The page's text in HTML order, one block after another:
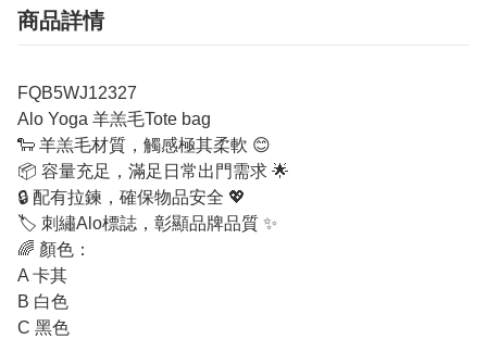
商品詳情
FQB5WJ12327
Alo Yoga 羊羔毛Tote bag
🐑 羊羔毛材質，觸感極其柔軟 😊
📦 容量充足，滿足日常出門需求 🌟
🔒 配有拉鍊，確保物品安全 💖
🏷️ 刺繡Alo標誌，彰顯品牌品質 ✨
🌈 顏色：
A 卡其
B 白色
C 黑色